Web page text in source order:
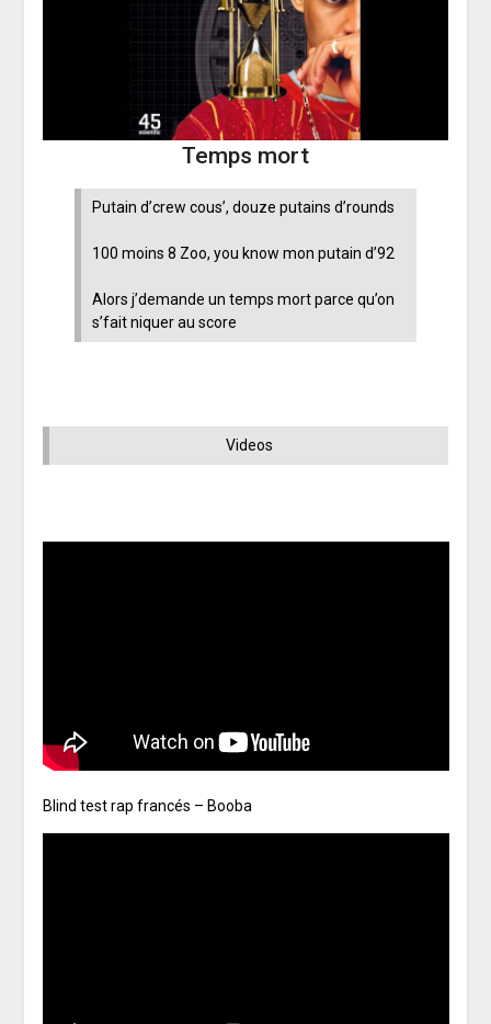
Temps mort
Putain d’crew cous’, douze putains d’rounds
100 moins 8 Zoo, you know mon putain d’92
Alors j’demande un temps mort parce qu’on
s’fait niquer au score
Videos
Blind test rap francés – Booba